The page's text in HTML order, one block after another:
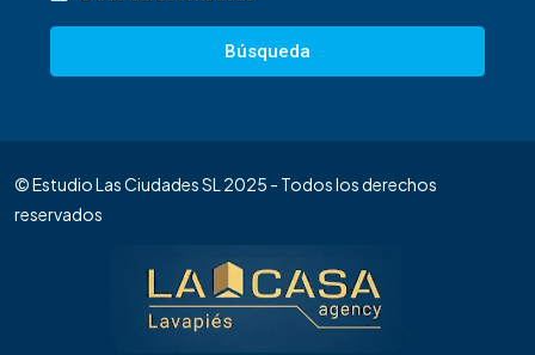
Búsqueda
© Estudio Las Ciudades SL 2025 - Todos los derechos
reservados